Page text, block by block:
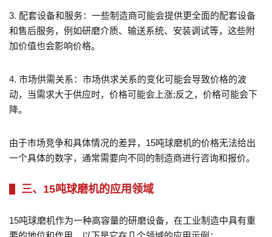
3. 配套设备和服务：一些制造商可能会提供更全面的配套设备
和售后服务，例如研磨介质、输送系统、安装调试等，这些附
加价值也会影响价格。
4. 市场供需关系：市场供求关系的变化可能会导致价格的波
动，当需求大于供应时，价格可能会上涨;反之，价格可能会下
降。
由于市场竞争和具体情况的差异，15吨球磨机的价格无法给出
一个具体的数字，通常需要向不同的制造商进行咨询和报价。
三、15吨球磨机的应用领域
15吨球磨机作为一种高容量的研磨设备，在工业制造中具有重